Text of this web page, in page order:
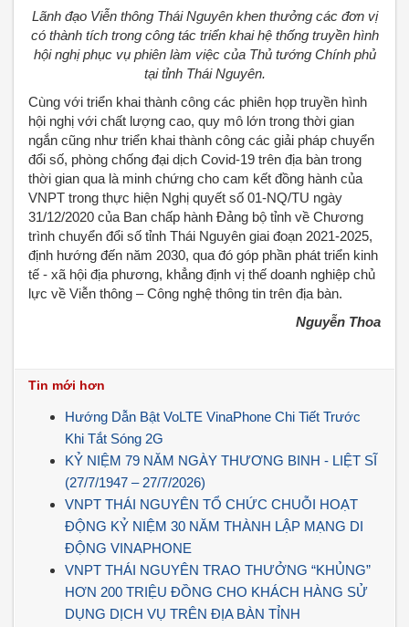
Lãnh đạo Viễn thông Thái Nguyên khen thưởng các đơn vị
có thành tích trong công tác triển khai hệ thống truyền hình
hội nghị phục vụ phiên làm việc của Thủ tướng Chính phủ
tại tỉnh Thái Nguyên.
Cùng với triển khai thành công các phiên họp truyền hình
hội nghị với chất lượng cao, quy mô lớn trong thời gian
ngắn cũng như triển khai thành công các giải pháp chuyển
đổi số, phòng chống đại dịch Covid-19 trên địa bàn trong
thời gian qua là minh chứng cho cam kết đồng hành của
VNPT trong thực hiện Nghị quyết số 01-NQ/TU ngày
31/12/2020 của Ban chấp hành Đảng bộ tỉnh về Chương
trình chuyển đổi số tỉnh Thái Nguyên giai đoạn 2021-2025,
định hướng đến năm 2030, qua đó góp phần phát triển kinh
tế - xã hội địa phương, khẳng định vị thế doanh nghiệp chủ
lực về Viễn thông – Công nghệ thông tin trên địa bàn.
Nguyễn Thoa
Tin mới hơn
Hướng Dẫn Bật VoLTE VinaPhone Chi Tiết Trước
Khi Tắt Sóng 2G
KỶ NIỆM 79 NĂM NGÀY THƯƠNG BINH - LIỆT SĨ
(27/7/1947 – 27/7/2026)
VNPT THÁI NGUYÊN TỔ CHỨC CHUỖI HOẠT
ĐỘNG KỶ NIỆM 30 NĂM THÀNH LẬP MẠNG DI
ĐỘNG VINAPHONE
VNPT THÁI NGUYÊN TRAO THƯỞNG “KHỦNG”
HƠN 200 TRIỆU ĐỒNG CHO KHÁCH HÀNG SỬ
DỤNG DỊCH VỤ TRÊN ĐỊA BÀN TỈNH